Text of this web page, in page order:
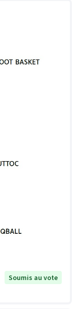
Soumis au vote